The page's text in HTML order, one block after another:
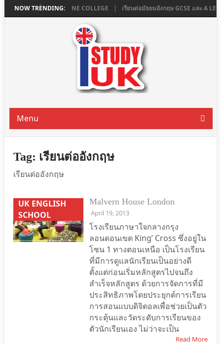
NOW TRENDING:
LONDON ที่ ASHBOURNE COLLEGE เรียนต่อมัธยมอังกฤษ GCSE และ A
Menu
Tag: เรียนต่ออังกฤษ
เรียนต่ออังกฤษ
UK ENGLISH
SCHOOL
Malvern House London
April 19, 2013
โรงเรียนภาษาใจกลางกรุง
ลอนดอนเขต King’ Cross ซึ่งอยู่ใน
โซน 1 ทางตอนเหนือ เป็นโรงเรียน
ที่มีการดูแลนักเรียนเป็นอย่างดี
ตั้งแต่ก่อนเริ่มหลักสูตรไปจนถึง
สำเร็จหลักสูตร ด้วยการจัดการที่มี
ประสิทธิภาพโดยประยุกต์การเรียน
การสอนแบบดิจิตอลเพื่อช่วยเป็นตัว
กระตุ้นและวัดระดับการเรียนของ
ตัวนักเรียนเอง ไม่ว่าจะเป็น
Read More